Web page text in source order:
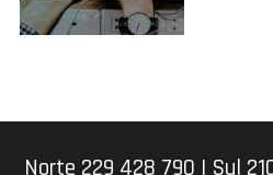
Norte 229 428 790 | Sul